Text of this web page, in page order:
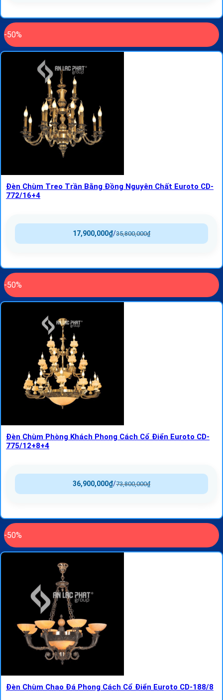
-50%
Đèn Chùm Treo Trần Bằng Đồng Nguyên Chất Euroto CD-
772/16+4
35,800,000₫
/
17,900,000₫
-50%
Đèn Chùm Phòng Khách Phong Cách Cổ Điển Euroto CD-
775/12+8+4
73,800,000₫
/
36,900,000₫
-50%
Đèn Chùm Chao Đá Phong Cách Cổ Điển Euroto CD-188/8